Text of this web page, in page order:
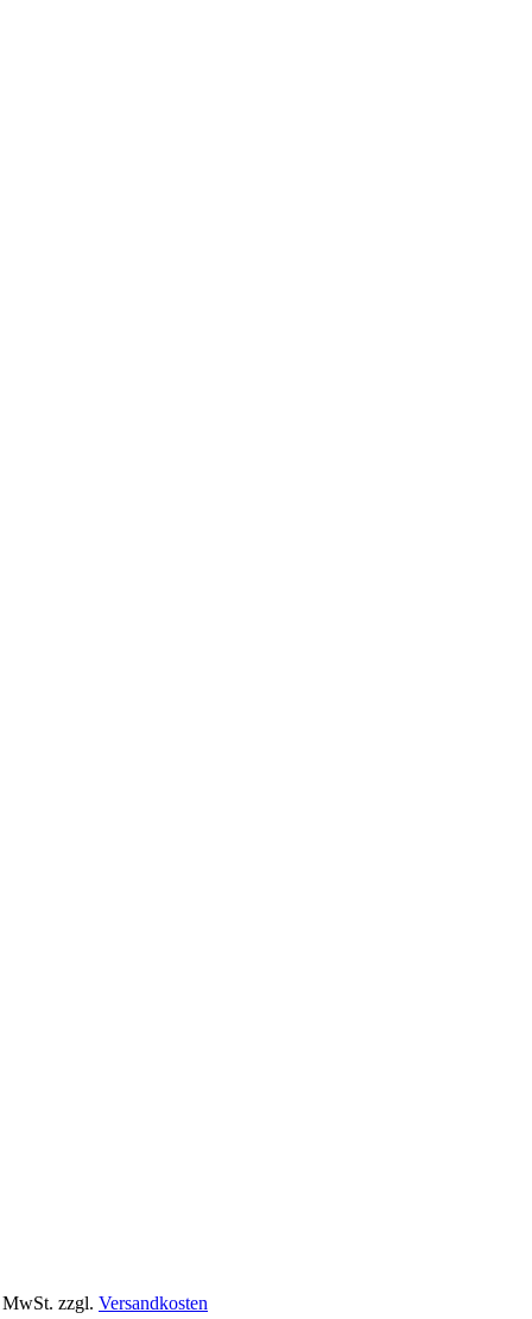
zzgl. Versandkosten